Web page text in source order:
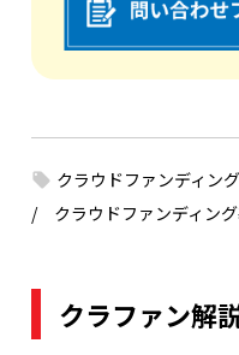
クラウドファンディン
クラウドファンディン
クラファン解